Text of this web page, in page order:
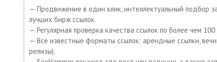
— Продвижение в один клик, интеллектуальный подбор
лучших бирж ссылок.
— Регулярная проверка качества ссылок по более чем
— Все известные форматы ссылок: арендные ссылки,
релизы).